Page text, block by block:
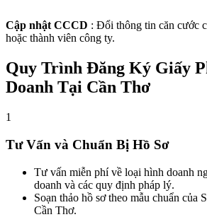
Cập nhật CCCD : Đổi thông tin căn cước
hoặc thành viên công ty.
Quy Trình Đăng Ký Giấy
Doanh Tại Cần Thơ
1
Tư Vấn và Chuẩn Bị Hồ Sơ
Tư vấn miễn phí về loại hình doanh
doanh và các quy định pháp lý.
Soạn thảo hồ sơ theo mẫu chuẩn của
Cần Thơ.